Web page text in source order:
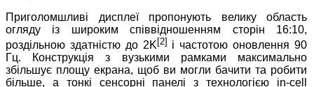
Приголомшливі дисплеї пропонують велику область
огляду із широким співвідношенням сторін 16:10,
роздільною здатністю до 2K[2] і частотою оновлення 90
Гц. Конструкція з вузькими рамками максимально
збільшує площу екрана, щоб ви могли бачити та робити
більше, а тонкі сенсорні панелі з технологією in-cell